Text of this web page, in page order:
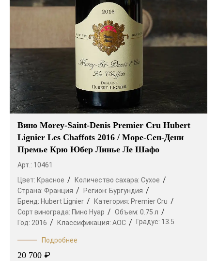
Вино Morey-Saint-Denis Premier Cru Hubert
Lignier Les Chaffots 2016 / Море-Сен-Дени
Премье Крю Юбер Линье Ле Шафо
Арт.: 10461
Цвет: Красное Количество сахара: Сухое
Страна: Франция Регион: Бургундия
Бренд: Hubert Lignier Категория: Premier Cru
Сорт винограда: Пино Нуар Объем: 0.75 л
Год: 2016 Классификация: AOC Градус: 13.5
Подробнее
20 700 ₽